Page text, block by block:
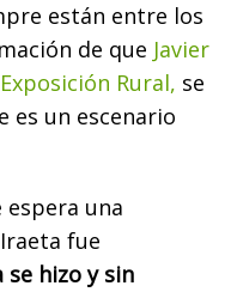
están entre los
de que Javier
Rural, se
es un escenario
una
fue
se hizo y sin